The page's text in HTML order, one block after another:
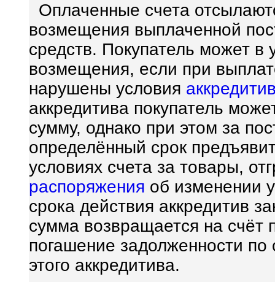
Оплаченные счета
возмещения выплаченной
средств. Покупатель может в
возмещения, если при
нарушены условия
аккредитива покупатель
сумму, однако при этом за
определённый срок
условиях счета за товары,
распоряжения об изменении
срока действия аккредитив
сумма возвращается на счёт
погашение задолженности
этого аккредитива.